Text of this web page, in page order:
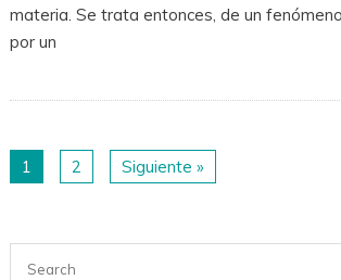
materia. Se trata entonces, de un
por un
1 2 Siguiente »